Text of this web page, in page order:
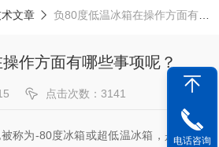
文章 负80度低温冰箱在操作方面有哪些事项呢？
作方面有哪些事项呢？
点击次数：3141
称为-80度冰箱或超低温冰箱，是一种极
电话咨询